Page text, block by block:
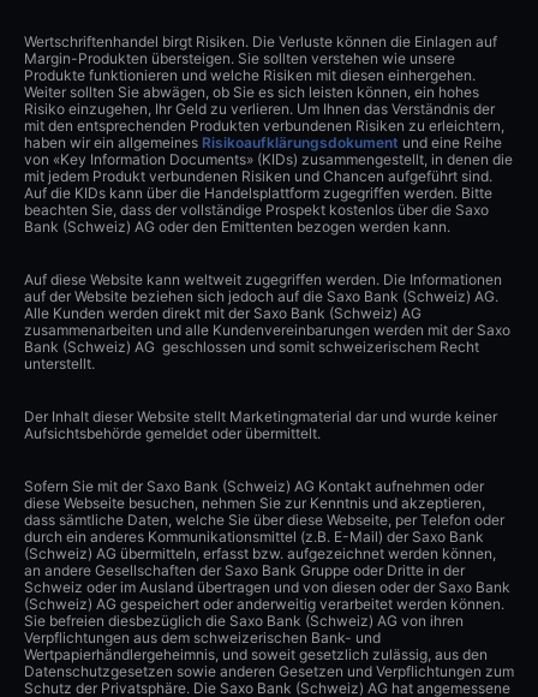
Wertschriftenhandel birgt Risiken. Die Verluste können die Einlagen auf
Margin-Produkten übersteigen. Sie sollten verstehen wie unsere
Produkte funktionieren und welche Risiken mit diesen einhergehen.
Weiter sollten Sie abwägen, ob Sie es sich leisten können, ein hohes
Risiko einzugehen, Ihr Geld zu verlieren. Um Ihnen das Verständnis der
mit den entsprechenden Produkten verbundenen Risiken zu erleichtern,
haben wir ein allgemeines Risikoaufklärungsdokument und eine Reihe
von «Key Information Documents» (KIDs) zusammengestellt, in denen die
mit jedem Produkt verbundenen Risiken und Chancen aufgeführt sind.
Auf die KIDs kann über die Handelsplattform zugegriffen werden. Bitte
beachten Sie, dass der vollständige Prospekt kostenlos über die Saxo
Bank (Schweiz) AG oder den Emittenten bezogen werden kann.
Auf diese Website kann weltweit zugegriffen werden. Die Informationen
auf der Website beziehen sich jedoch auf die Saxo Bank (Schweiz) AG.
Alle Kunden werden direkt mit der Saxo Bank (Schweiz) AG
zusammenarbeiten und alle Kundenvereinbarungen werden mit der Saxo
Bank (Schweiz) AG geschlossen und somit schweizerischem Recht
unterstellt.
Der Inhalt dieser Website stellt Marketingmaterial dar und wurde keiner
Aufsichtsbehörde gemeldet oder übermittelt.
Sofern Sie mit der Saxo Bank (Schweiz) AG Kontakt aufnehmen oder
diese Webseite besuchen, nehmen Sie zur Kenntnis und akzeptieren,
dass sämtliche Daten, welche Sie über diese Webseite, per Telefon oder
durch ein anderes Kommunikationsmittel (z.B. E-Mail) der Saxo Bank
(Schweiz) AG übermitteln, erfasst bzw. aufgezeichnet werden können,
an andere Gesellschaften der Saxo Bank Gruppe oder Dritte in der
Schweiz oder im Ausland übertragen und von diesen oder der Saxo Bank
(Schweiz) AG gespeichert oder anderweitig verarbeitet werden können.
Sie befreien diesbezüglich die Saxo Bank (Schweiz) AG von ihren
Verpflichtungen aus dem schweizerischen Bank- und
Wertpapierhändlergeheimnis, und soweit gesetzlich zulässig, aus den
Datenschutzgesetzen sowie anderen Gesetzen und Verpflichtungen zum
Schutz der Privatsphäre. Die Saxo Bank (Schweiz) AG hat angemessene